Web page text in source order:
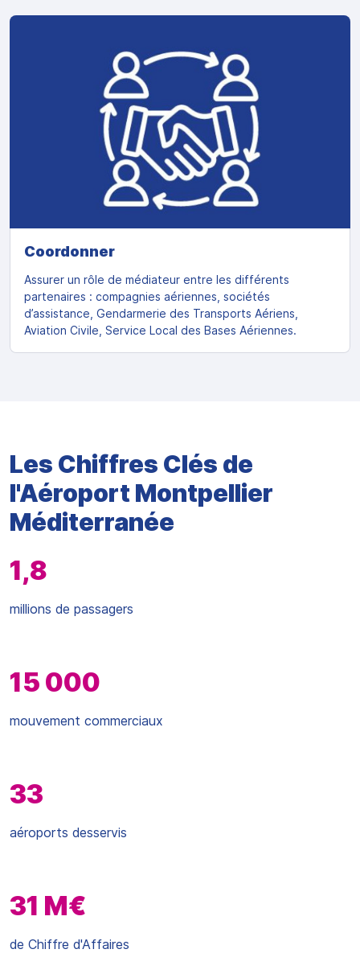
Coordonner
Assurer un rôle de médiateur entre les différents
partenaires : compagnies aériennes, sociétés
d’assistance, Gendarmerie des Transports Aériens,
Aviation Civile, Service Local des Bases Aériennes.
Les Chiffres Clés de
l'Aéroport Montpellier
Méditerranée
1,8
millions de passagers
15 000
mouvement commerciaux
33
aéroports desservis
31 M€
de Chiffre d'Affaires